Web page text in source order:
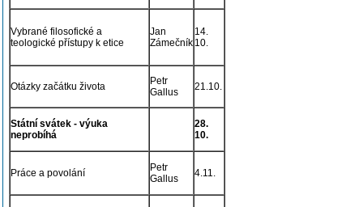
Vybrané filosofické a
teologické přístupy k etice
Jan
Zámečník
14.
10.
Otázky začátku života
Petr
Gallus
21.10.
Státní svátek - výuka
neprobíhá
28.
10.
Práce a povolání
Petr
Gallus
4.11.